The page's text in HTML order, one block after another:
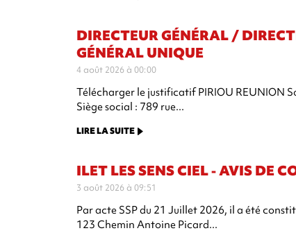
DIRECTEUR GÉNÉRAL /
GÉNÉRAL UNIQUE
4 août 2026 à 00:00
Télécharger le justificatif PIRIOU REUNION
Siège social : 789 rue...
LIRE LA SUITE
ILET LES SENS CIEL - AVIS DE
3 août 2026 à 09:51
Par acte SSP du 21 Juillet 2026, il a été
123 Chemin Antoine Picard...